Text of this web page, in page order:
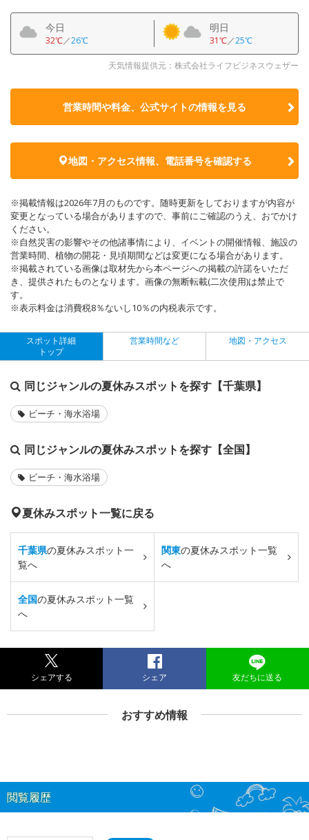
今日
32℃／26℃
明日
31℃／25℃
天気情報提供元：株式会社ライフビジネスウェザー
営業時間や料金、公式サイトの情報を見る
地図・アクセス情報、電話番号を確認する
※掲載情報は2026年7月のものです。随時更新をしておりますが内容が
変更となっている場合がありますので、事前にご確認のうえ、おでかけ
ください。
※自然災害の影響やその他諸事情により、イベントの開催情報、施設の
営業時間、植物の開花・見頃期間などは変更になる場合があります。
※掲載されている画像は取材先から本ページへの掲載の許諾をいただ
き、提供されたものとなります。画像の無断転載(二次使用)は禁止で
す。
※表示料金は消費税8％ないし10％の内税表示です。
スポット詳細
トップ
営業時間など 地図・アクセス
同じジャンルの夏休みスポットを探す【千葉県】
ビーチ・海水浴場
同じジャンルの夏休みスポットを探す【全国】
ビーチ・海水浴場
夏休みスポット一覧に戻る
千葉県の夏休みスポット一
覧へ
関東の夏休みスポット一覧
へ
全国の夏休みスポット一覧
へ
シェアする シェア 友だちに送る
おすすめ情報
閲覧履歴